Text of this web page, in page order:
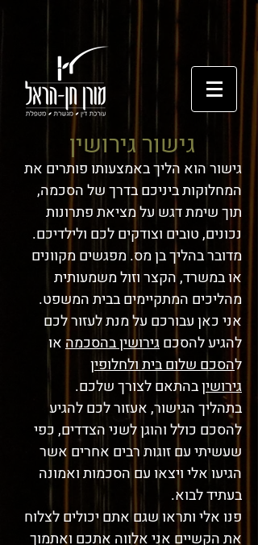
גישור גירושין
גישור הוא הליך באמצעותו פותרים את
המחלוקות ביניכם בדרך של הסכמה,
תוך שימת דגש על מציאת פתרונות
נכונים, טובים וצודקים לכם ולילדיכם.
מדובר בהליך בן מס. מפגשים מקוונים
או במשרד, הקצר וזול משמעותית
מהליכים המתקיימים בבית המשפט.
אני כאן עבורכם על מנת לעזור לכם
להגיע להסכםגירושין בהסכמהאו
להסכם שלום בית ולחלופין
גירושיןבהתאם לצורך שלכם.
בתהליך הגישור, אעזור לכם להגיע
להסכם כולל והוגן לשני הצדדים, כפי
שעשיתי עם זוגות רבים אחרים אשר
הגיעו אלי ויצאו עם הסכמות ואמונה
בעתיד לבוא.
פנו אלי ותראו שגם אתם יכולים לצלוח
את הקשיים אני אלווה אתכם ואתמוך